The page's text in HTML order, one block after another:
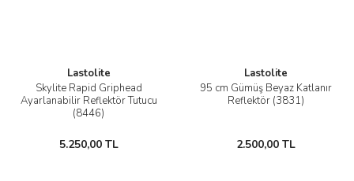
Lastolite
Skylite Rapid Griphead
Ayarlanabilir Reflektör Tutucu
(8446)
5.250,00 TL
Lastolite
95 cm Gümüş Beyaz Katlanır
Reflektör (3831)
2.500,00 TL